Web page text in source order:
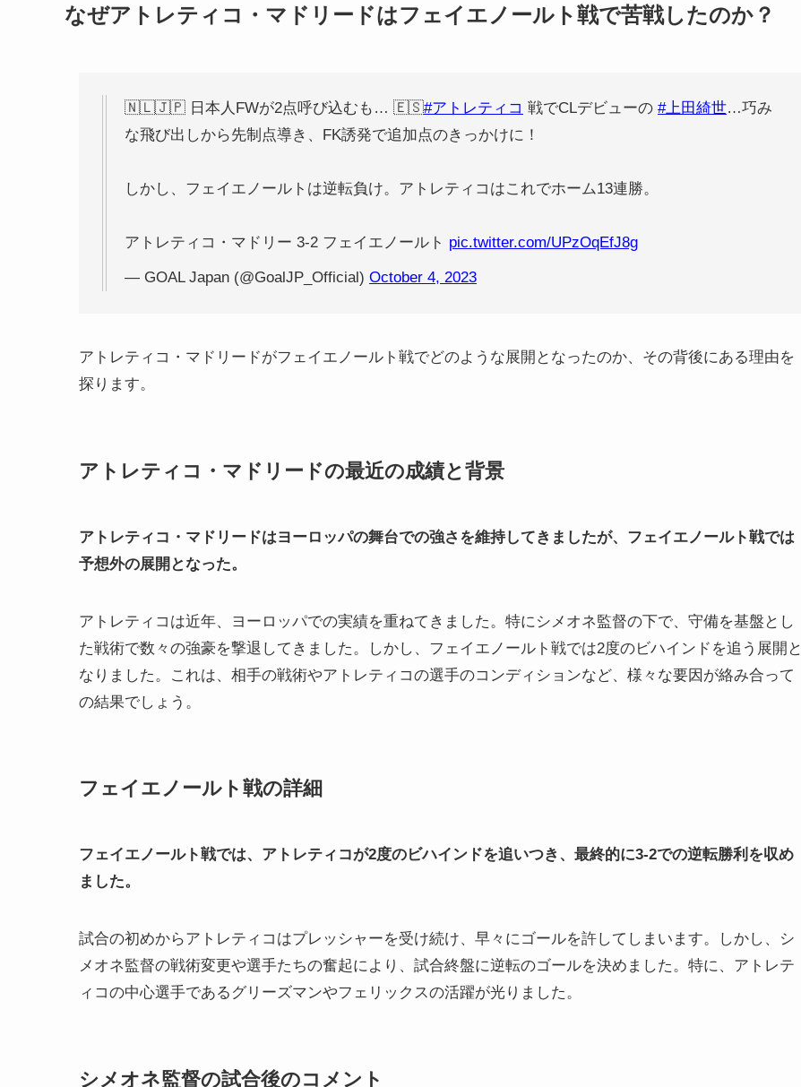
なぜアトレティコ・マドリードはフェイエノールト戦で苦戦したのか？
🇳🇱🇯🇵 日本人FWが2点呼び込むも… 🇪🇸#アトレティコ 戦でCLデビューの #上田綺世…巧み
な飛び出しから先制点導き、FK誘発で追加点のきっかけに！
しかし、フェイエノールトは逆転負け。アトレティコはこれでホーム13連勝。
アトレティコ・マドリー 3-2 フェイエノールト pic.twitter.com/UPzOqEfJ8g
— GOAL Japan (@GoalJP_Official) October 4, 2023
アトレティコ・マドリードがフェイエノールト戦でどのような展開となったのか、その背後にある理由を
探ります。
アトレティコ・マドリードの最近の成績と背景
アトレティコ・マドリードはヨーロッパの舞台での強さを維持してきましたが、フェイエノールト戦では
予想外の展開となった。
アトレティコは近年、ヨーロッパでの実績を重ねてきました。特にシメオネ監督の下で、守備を基盤とし
た戦術で数々の強豪を撃退してきました。しかし、フェイエノールト戦では2度のビハインドを追う展開と
なりました。これは、相手の戦術やアトレティコの選手のコンディションなど、様々な要因が絡み合って
の結果でしょう。
フェイエノールト戦の詳細
フェイエノールト戦では、アトレティコが2度のビハインドを追いつき、最終的に3-2での逆転勝利を収め
ました。
試合の初めからアトレティコはプレッシャーを受け続け、早々にゴールを許してしまいます。しかし、シ
メオネ監督の戦術変更や選手たちの奮起により、試合終盤に逆転のゴールを決めました。特に、アトレテ
ィコの中心選手であるグリーズマンやフェリックスの活躍が光りました。
シメオネ監督の試合後のコメント